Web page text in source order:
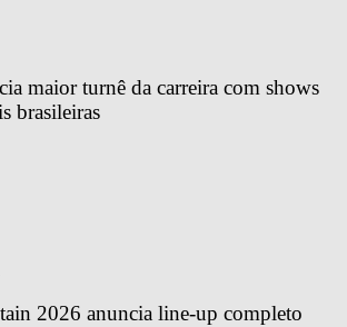
maior turnê da carreira com shows
brasileiras
2026 anuncia line-up completo